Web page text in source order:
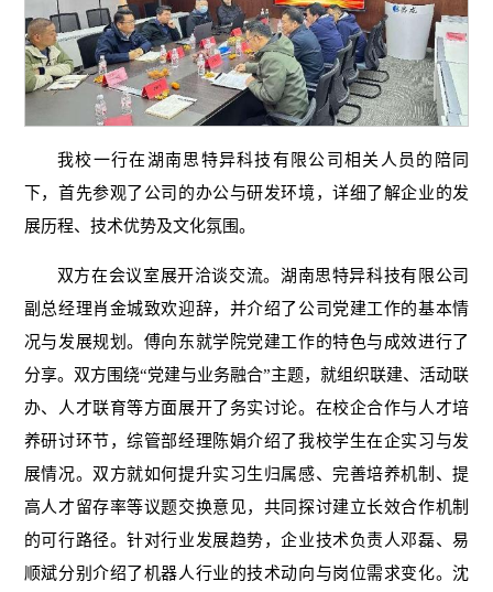
我校一行在湖南思特异科技有限公司相关人员的陪同
下，首先参观了公司的办公与研发环境，详细了解企业的发
展历程、技术优势及文化氛围。
双方在会议室展开洽谈交流。湖南思特异科技有限公司
副总经理肖金城致欢迎辞，并介绍了公司党建工作的基本情
况与发展规划。傅向东就学院党建工作的特色与成效进行了
分享。双方围绕“党建与业务融合”主题，就组织联建、活动联
办、人才联育等方面展开了务实讨论。在校企合作与人才培
养研讨环节，综管部经理陈娟介绍了我校学生在企实习与发
展情况。双方就如何提升实习生归属感、完善培养机制、提
高人才留存率等议题交换意见，共同探讨建立长效合作机制
的可行路径。针对行业发展趋势，企业技术负责人邓磊、易
顺斌分别介绍了机器人行业的技术动向与岗位需求变化。沈